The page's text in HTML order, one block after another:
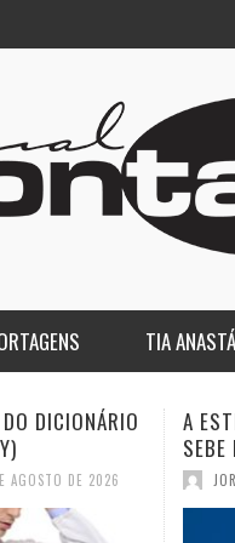
TIA
“VAR” (JC
JULHO DE 2026